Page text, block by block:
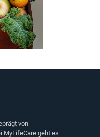
von
MyLifeCare geht es